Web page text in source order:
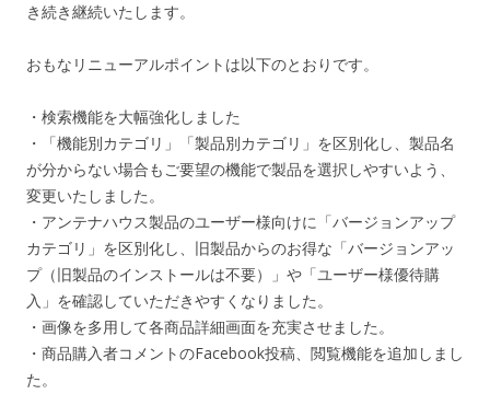
き続き継続いたします。
おもなリニューアルポイントは以下のとおりです。
・検索機能を大幅強化しました
・「機能別カテゴリ」「製品別カテゴリ」を区別化し、製品名
が分からない場合もご要望の機能で製品を選択しやすいよう、
変更いたしました。
・アンテナハウス製品のユーザー様向けに「バージョンアップ
カテゴリ」を区別化し、旧製品からのお得な「バージョンアッ
プ（旧製品のインストールは不要）」や「ユーザー様優待購
入」を確認していただきやすくなりました。
・画像を多用して各商品詳細画面を充実させました。
・商品購入者コメントのFacebook投稿、閲覧機能を追加しまし
た。